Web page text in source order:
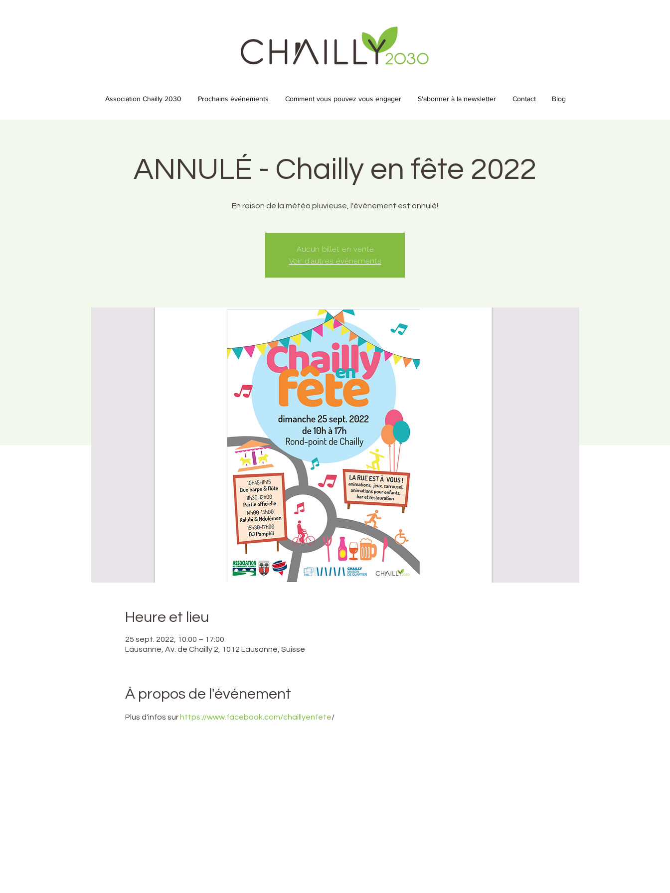
Association Chailly 2030 Prochains événements Comment vous pouvez vous engager S'abonner à la newsletter Contact Blog
ANNULÉ - Chailly en fête 2022
Aucun billet en vente
Voir d'autres événements
Heure et lieu
25 sept. 2022, 10:00 – 17:00
Lausanne, Av. de Chailly 2, 1012 Lausanne, Suisse
À propos de l'événement
Plus d'infos sur https://www.facebook.com/chaillyenfete/